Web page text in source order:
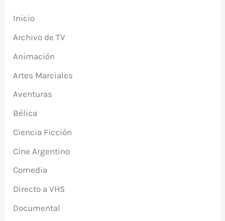
Inicio
Archivo de TV
Animación
Artes Marciales
Aventuras
Bélica
Ciencia Ficción
Cine Argentino
Comedia
Directo a VHS
Documental